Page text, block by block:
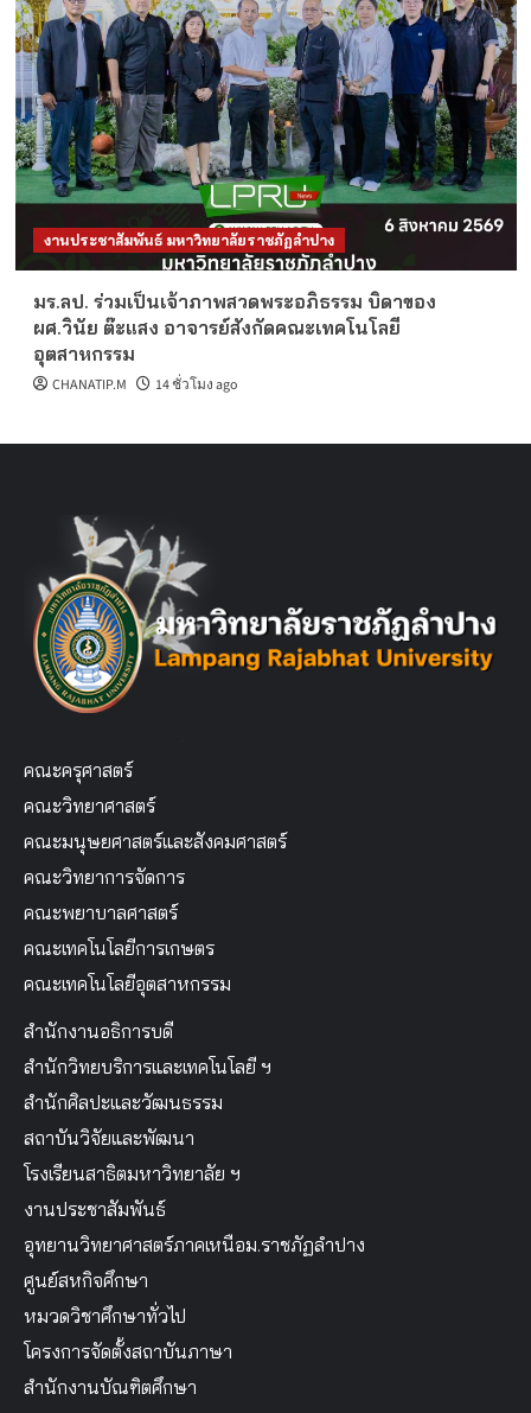
งานประชาสัมพันธ์ มหาวิทยาลัยราชภัฏลำปาง
มร.ลป. ร่วมเป็นเจ้าภาพสวดพระอภิธรรม บิดาของ
ผศ.วินัย ต๊ะแสง อาจารย์สังกัดคณะเทคโนโลยี
อุตสาหกรรม
CHANATIP.M 14 ชั่วโมง ago
คณะครุศาสตร์
คณะวิทยาศาสตร์
คณะมนุษยศาสตร์และสังคมศาสตร์
คณะวิทยาการจัดการ
คณะพยาบาลศาสตร์
คณะเทคโนโลยีการเกษตร
คณะเทคโนโลยีอุตสาหกรรม
สำนักงานอธิการบดี
สำนักวิทยบริการและเทคโนโลยี ฯ
สำนักศิลปะและวัฒนธรรม
สถาบันวิจัยและพัฒนา
โรงเรียนสาธิตมหาวิทยาลัย ฯ
งานประชาสัมพันธ์
อุทยานวิทยาศาสตร์ภาคเหนือม.ราชภัฏลำปาง
ศูนย์สหกิจศึกษา
หมวดวิชาศึกษาทั่วไป
โครงการจัดตั้งสถาบันภาษา
สำนักงานบัณฑิตศึกษา